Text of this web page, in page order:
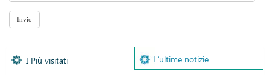
I Più visitati L’ultime notizie